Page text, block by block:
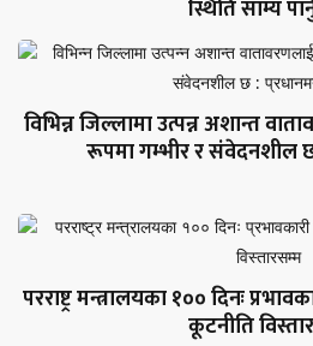
स्थिति साम्य
विभिन्न जिल्लामा उत्पन्न अशान्त
रूपमा गम्भीर र संवेदनशील छ
परराष्ट्र मन्त्रालयका १०० दिनः
कूटनीति